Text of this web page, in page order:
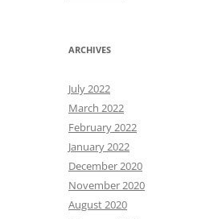
ARCHIVES
July 2022
March 2022
February 2022
January 2022
December 2020
November 2020
August 2020